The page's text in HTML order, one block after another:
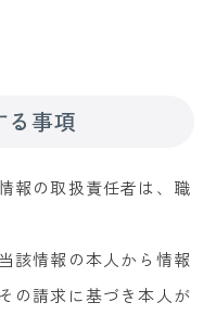
事項
報の取扱責任者は、職
該情報の本人から情報
の請求に基づき本人が